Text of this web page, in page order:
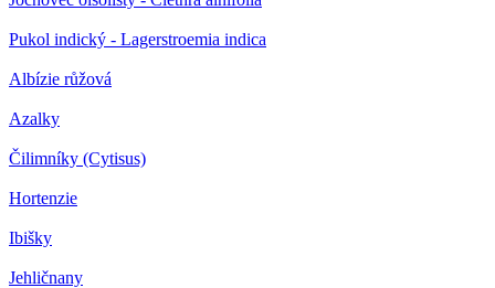
Pukol indický - Lagerstroemia indica
Albízie růžová
Azalky
Čilimníky (Cytisus)
Hortenzie
Ibišky
Jehličnany